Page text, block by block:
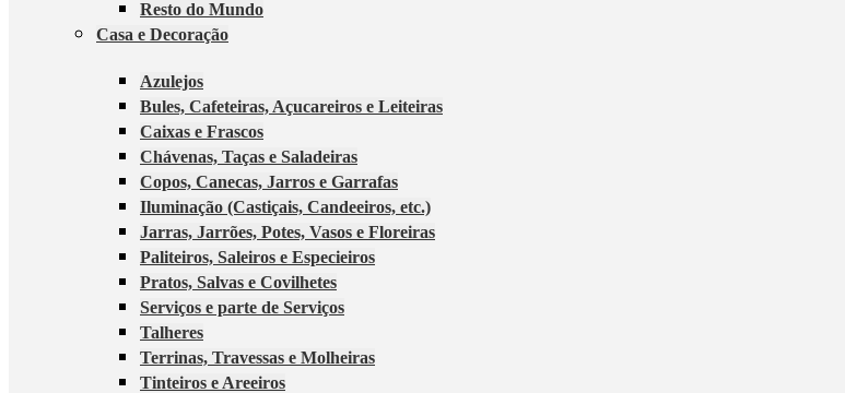
Resto do Mundo
Casa e Decoração
Azulejos
Bules, Cafeteiras, Açucareiros e Leiteiras
Caixas e Frascos
Chávenas, Taças e Saladeiras
Copos, Canecas, Jarros e Garrafas
Iluminação (Castiçais, Candeeiros, etc.)
Jarras, Jarrões, Potes, Vasos e Floreiras
Paliteiros, Saleiros e Especieiros
Pratos, Salvas e Covilhetes
Serviços e parte de Serviços
Talheres
Terrinas, Travessas e Molheiras
Tinteiros e Areeiros